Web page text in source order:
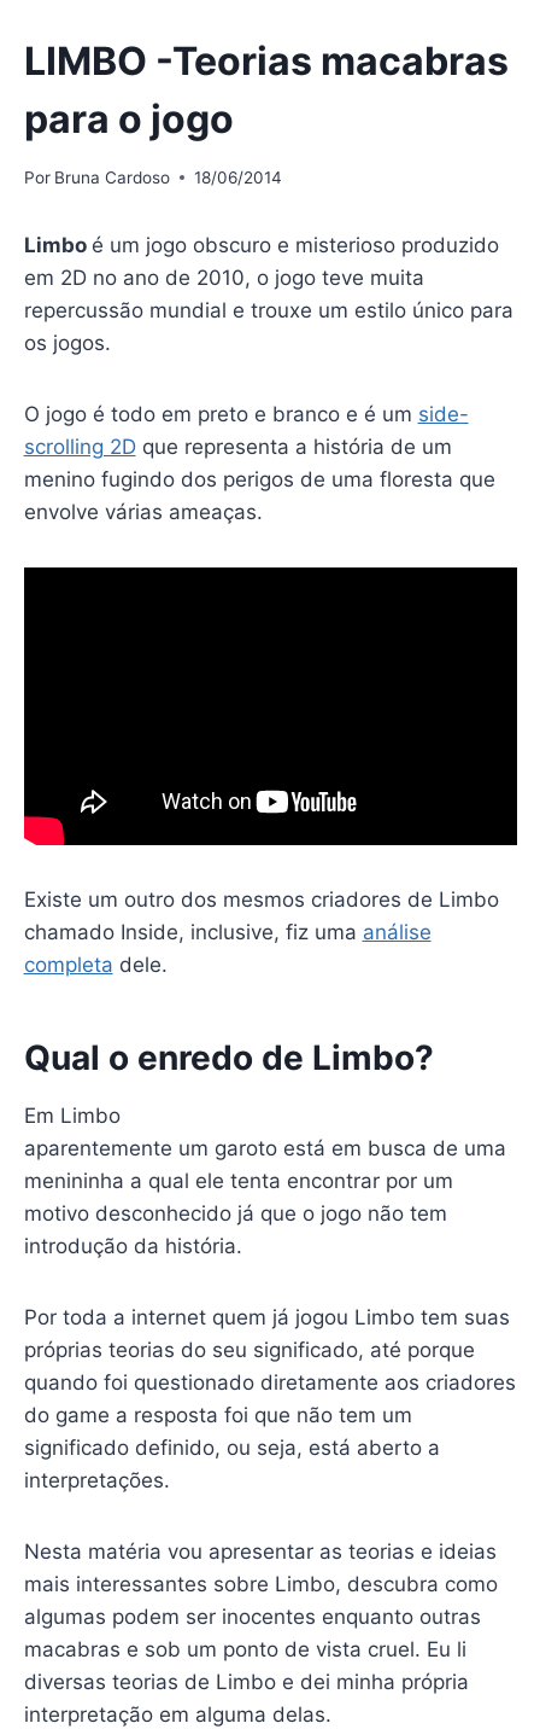
LIMBO -Teorias macabras
para o jogo
Por Bruna Cardoso 18/06/2014
Limbo é um jogo obscuro e misterioso produzido
em 2D no ano de 2010, o jogo teve muita
repercussão mundial e trouxe um estilo único para
os jogos.
O jogo é todo em preto e branco e é um side-
scrolling 2Dque representa a história de um
menino fugindo dos perigos de uma floresta que
envolve várias ameaças.
Existe um outro dos mesmos criadores de Limbo
chamado Inside, inclusive, fiz uma análise
completa dele.
Qual o enredo de Limbo?
Em Limbo
aparentemente um garoto está em busca de uma
menininha a qual ele tenta encontrar por um
motivo desconhecido já que o jogo não tem
introdução da história.
Por toda a internet quem já jogou Limbo tem suas
próprias teorias do seu significado, até porque
quando foi questionado diretamente aos criadores
do game a resposta foi que não tem um
significado definido, ou seja, está aberto a
interpretações.
Nesta matéria vou apresentar as teorias e ideias
mais interessantes sobre Limbo, descubra como
algumas podem ser inocentes enquanto outras
macabras e sob um ponto de vista cruel. Eu li
diversas teorias de Limbo e dei minha própria
interpretação em alguma delas.